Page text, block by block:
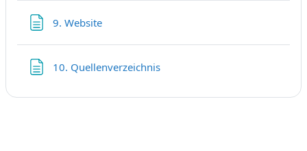
9. WebsiteTextseite
10. QuellenverzeichnisTextseite